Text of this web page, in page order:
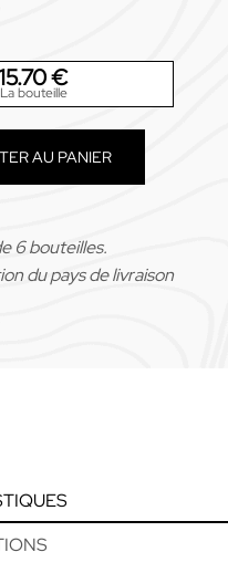
15.70€
La bouteille
AU PANIER
6 bouteilles.
du pays de livraison